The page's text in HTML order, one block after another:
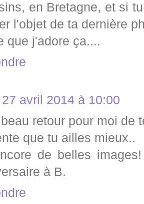
en Bretagne, et si
l'objet de ta dernière
que j'adore ça....
27 avril 2014 à 10:00
retour pour moi de
que tu ailles mieux..
de belles
à B.